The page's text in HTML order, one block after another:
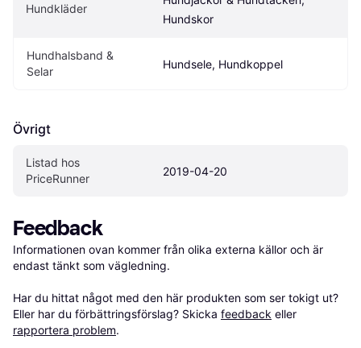
Hundkläder
Hundskor
Hundhalsband &
Selar
Hundsele, Hundkoppel
Övrigt
Listad hos
PriceRunner
2019-04-20
Feedback
Informationen ovan kommer från olika externa källor och är
endast tänkt som vägledning.
Har du hittat något med den här produkten som ser tokigt ut?
Eller har du förbättringsförslag? Skicka feedback eller
rapportera problem.